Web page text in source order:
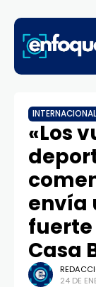
«Los
envía
fuerte
Casa
24 DE